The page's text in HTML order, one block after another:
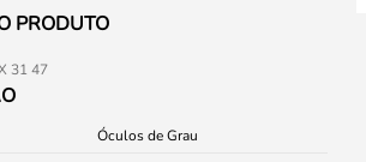
PRODUTO
31 47
Óculos de Grau